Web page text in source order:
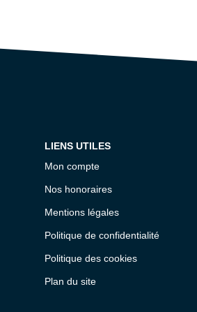
LIENS UTILES
Mon compte
Nos honoraires
Mentions légales
Politique de confidentialité
Politique des cookies
Plan du site